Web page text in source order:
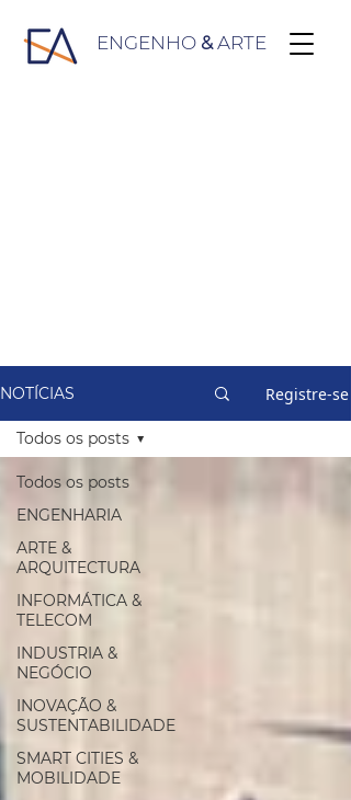
ENGENHO &ARTE
NOTÍCIAS Registre-se
Todos os posts
ENGENHARIA
ARTE &
ARQUITECTURA
INFORMÁTICA &
TELECOM
INDUSTRIA &
NEGÓCIO
INOVAÇÃO &
SUSTENTABILIDADE
SMART CITIES &
MOBILIDADE
Todos os posts